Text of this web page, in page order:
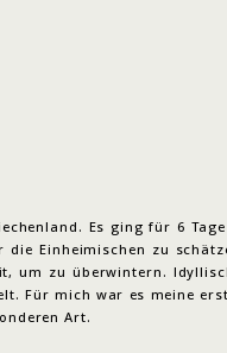
Es ging für 6
Einheimischen zu
um zu überwintern.
Für mich war es meine
Art.